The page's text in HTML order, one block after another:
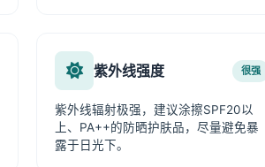
紫外线强度 很强
紫外线辐射极强，建议涂擦SPF20以
上、PA++的防晒护肤品，尽量避免暴
露于日光下。